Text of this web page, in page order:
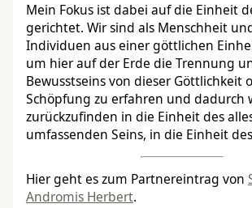
Mein Fokus ist dabei auf die Einheit
gerichtet. Wir sind als Menschheit
Individuen aus einer göttlichen
um hier auf der Erde die Trennung
Bewusstseins von dieser Göttlichkeit
Schöpfung zu erfahren und dadurch
zurückzufinden in die Einheit des
umfassenden Seins, in die Einheit
Hier geht es zum Partnereintrag von
Andromis Herbert.